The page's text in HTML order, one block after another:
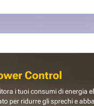
Control
i tuoi consumi di energia
per ridurre gli sprechi e